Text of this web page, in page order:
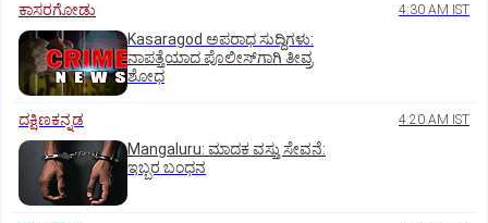
ಕಾಸರಗೋಡು 4:30 AM IST
Kasaragod ಅಪರಾಧ ಸುದ್ದಿಗಳು:
ನಾಪತ್ತೆಯಾದ ಪೊಲೀಸ್‌ಗಾಗಿ ತೀವ್ರ
ಶೋಧ
ದಕ್ಷಿಣಕನ್ನಡ 4:20 AM IST
Mangaluru: ಮಾದಕ ವಸ್ತು ಸೇವನೆ:
ಇಬ್ಬರ ಬಂಧನ